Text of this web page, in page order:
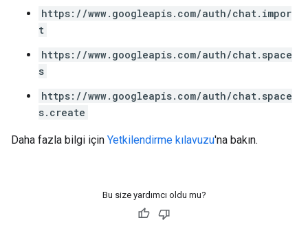
https://www.googleapis.com/auth/chat.impor
t
https://www.googleapis.com/auth/chat.space
s
https://www.googleapis.com/auth/chat.space
s.create
Daha fazla bilgi için Yetkilendirme kılavuzu'na bakın.
Bu size yardımcı oldu mu?